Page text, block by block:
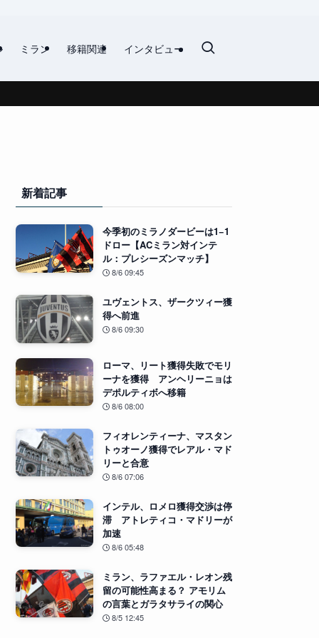
ミラン 移籍関連 インタビュー
新着記事
今季初のミラノダービーは1−1
ドロー【ACミラン対インテ
ル：プレシーズンマッチ】
8/6 09:45
ユヴェントス、ザークツィー獲
得へ前進
8/6 09:30
ローマ、リート獲得失敗でモリ
ーナを獲得 アンヘリーニョは
デポルティボへ移籍
8/6 08:00
フィオレンティーナ、マスタン
トゥオーノ獲得でレアル・マド
リーと合意
8/6 07:06
インテル、ロメロ獲得交渉は停
滞 アトレティコ・マドリーが
加速
8/6 05:48
ミラン、ラファエル・レオン残
留の可能性高まる？ アモリム
の言葉とガラタサライの関心
8/5 12:45